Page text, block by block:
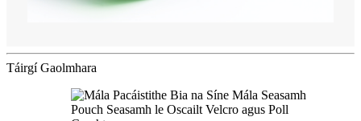
Táirgí Gaolmhara